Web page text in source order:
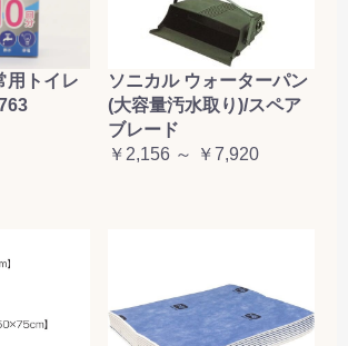
用トイレ
ソニカル ウォーターパン
(大容量汚水取り)/スペア
ブレード
￥2,156 ～ ￥7,920